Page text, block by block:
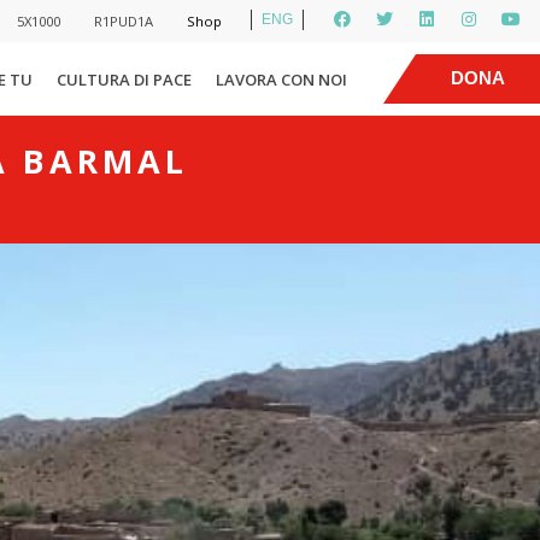
ENG
5X1000 R1PUD1A Shop
DONA
TU CULTURA DI PACE LAVORA CON NOI
BARMAL